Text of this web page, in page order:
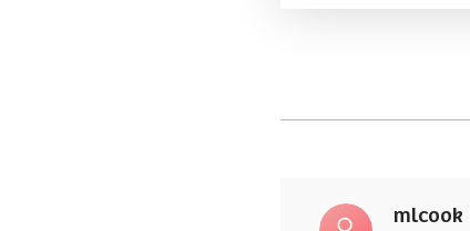
mlcook